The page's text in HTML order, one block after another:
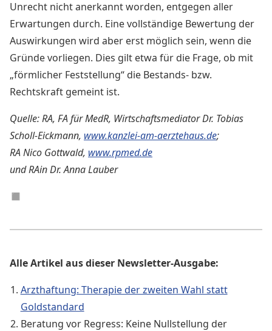
Unrecht nicht anerkannt worden, entgegen aller
Erwartungen durch. Eine vollständige Bewertung der
Auswirkungen wird aber erst möglich sein, wenn die
Gründe vorliegen. Dies gilt etwa für die Frage, ob mit
„förmlicher Feststellung“ die Bestands- bzw.
Rechtskraft gemeint ist.
Quelle: RA, FA für MedR, Wirtschaftsmediator Dr. Tobias
Scholl-Eickmann, www.kanzlei-am-aerztehaus.de;
RA Nico Gottwald, www.rpmed.de
und RAin Dr. Anna Lauber
◼︎
Alle Artikel aus dieser Newsletter-Ausgabe:
Arzthaftung: Therapie der zweiten Wahl statt
Goldstandard
Beratung vor Regress: Keine Nullstellung der